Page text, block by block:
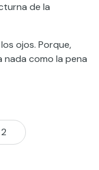
de la
ojos. Porque,
nada como la pena